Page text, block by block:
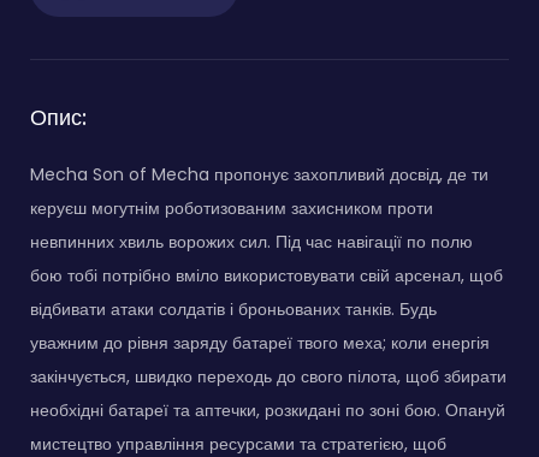
Опис:
Mecha Son of Mecha пропонує захопливий досвід, де ти
керуєш могутнім роботизованим захисником проти
невпинних хвиль ворожих сил. Під час навігації по полю
бою тобі потрібно вміло використовувати свій арсенал, щоб
відбивати атаки солдатів і броньованих танків. Будь
уважним до рівня заряду батареї твого меха; коли енергія
закінчується, швидко переходь до свого пілота, щоб збирати
необхідні батареї та аптечки, розкидані по зоні бою. Опануй
мистецтво управління ресурсами та стратегією, щоб